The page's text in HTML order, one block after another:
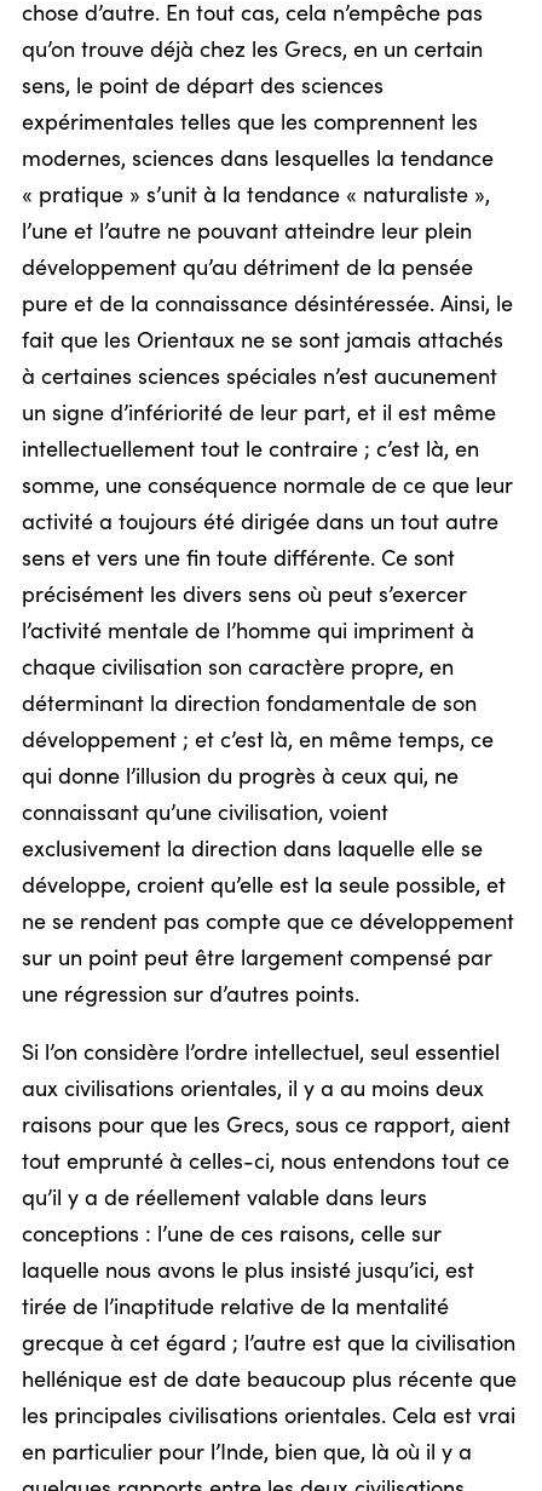
chose d’autre. En tout cas, cela n’empêche pas
qu’on trouve déjà chez les Grecs, en un certain
sens, le point de départ des sciences
expérimentales telles que les comprennent les
modernes, sciences dans lesquelles la tendance
« pratique » s’unit à la tendance « naturaliste »,
l’une et l’autre ne pouvant atteindre leur plein
développement qu’au détriment de la pensée
pure et de la connaissance désintéressée. Ainsi, le
fait que les Orientaux ne se sont jamais attachés
à certaines sciences spéciales n’est aucunement
un signe d’infériorité de leur part, et il est même
intellectuellement tout le contraire ; c’est là, en
somme, une conséquence normale de ce que leur
activité a toujours été dirigée dans un tout autre
sens et vers une fin toute différente. Ce sont
précisément les divers sens où peut s’exercer
l’activité mentale de l’homme qui impriment à
chaque civilisation son caractère propre, en
déterminant la direction fondamentale de son
développement ; et c’est là, en même temps, ce
qui donne l’illusion du progrès à ceux qui, ne
connaissant qu’une civilisation, voient
exclusivement la direction dans laquelle elle se
développe, croient qu’elle est la seule possible, et
ne se rendent pas compte que ce développement
sur un point peut être largement compensé par
une régression sur d’autres points.
Si l’on considère l’ordre intellectuel, seul essentiel
aux civilisations orientales, il y a au moins deux
raisons pour que les Grecs, sous ce rapport, aient
tout emprunté à celles-ci, nous entendons tout ce
qu’il y a de réellement valable dans leurs
conceptions : l’une de ces raisons, celle sur
laquelle nous avons le plus insisté jusqu’ici, est
tirée de l’inaptitude relative de la mentalité
grecque à cet égard ; l’autre est que la civilisation
hellénique est de date beaucoup plus récente que
les principales civilisations orientales. Cela est vrai
en particulier pour l’Inde, bien que, là où il y a